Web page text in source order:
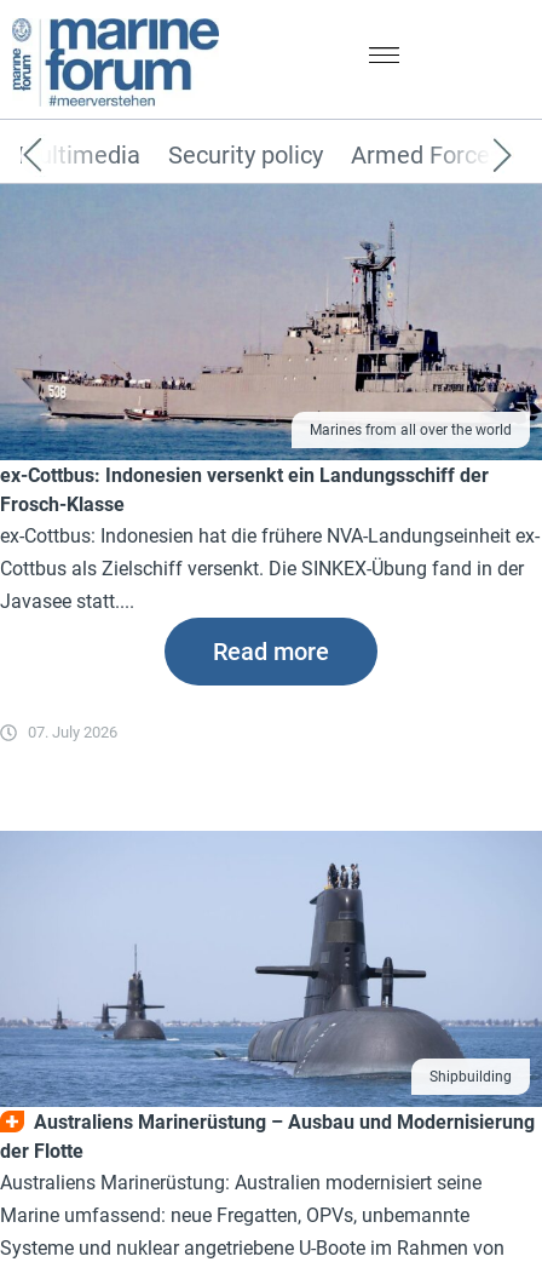
Security policy Armed Forces
Multimedia
Marines from all over the world
ex-Cottbus: Indonesien versenkt ein Landungsschiff der
Frosch-Klasse
ex-Cottbus: Indonesien hat die frühere NVA-Landungseinheit ex-
Cottbus als Zielschiff versenkt. Die SINKEX-Übung fand in der
Javasee statt....
07. July 2026
Read more
Shipbuilding
Australiens Marinerüstung – Ausbau und Modernisierung
der Flotte
Australiens Marinerüstung: Australien modernisiert seine
Marine umfassend: neue Fregatten, OPVs, unbemannte
Systeme und nuklear angetriebene U-Boote im Rahmen von